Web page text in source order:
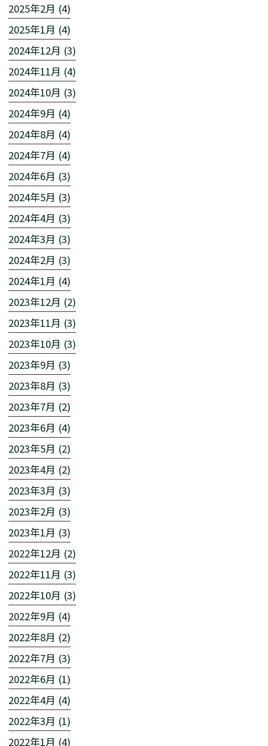
2025年2月 (4)
2025年1月 (4)
2024年12月 (3)
2024年11月 (4)
2024年10月 (3)
2024年9月 (4)
2024年8月 (4)
2024年7月 (4)
2024年6月 (3)
2024年5月 (3)
2024年4月 (3)
2024年3月 (3)
2024年2月 (3)
2024年1月 (4)
2023年12月 (2)
2023年11月 (3)
2023年10月 (3)
2023年9月 (3)
2023年8月 (3)
2023年7月 (2)
2023年6月 (4)
2023年5月 (2)
2023年4月 (2)
2023年3月 (3)
2023年2月 (3)
2023年1月 (3)
2022年12月 (2)
2022年11月 (3)
2022年10月 (3)
2022年9月 (4)
2022年8月 (2)
2022年7月 (3)
2022年6月 (1)
2022年4月 (4)
2022年3月 (1)
2022年1月 (4)